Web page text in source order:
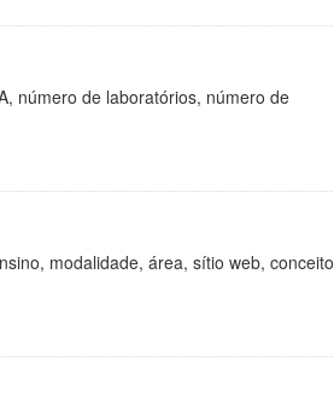
número de laboratórios, número de
modalidade, área, sítio web, conceito